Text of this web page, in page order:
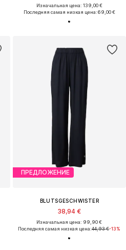
Изначальная цена: 139,00 €
Последняя самая низкая цена:69,00 €
ПРЕДЛОЖЕНИЕ
BLUTSGESCHWISTER
38,94 €
Изначальная цена: 99,90 €
Последняя самая низкая цена:44,93 €-13%